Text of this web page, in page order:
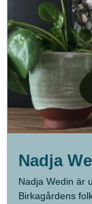
Nadja
Nadja Wedin är
Birkagårdens